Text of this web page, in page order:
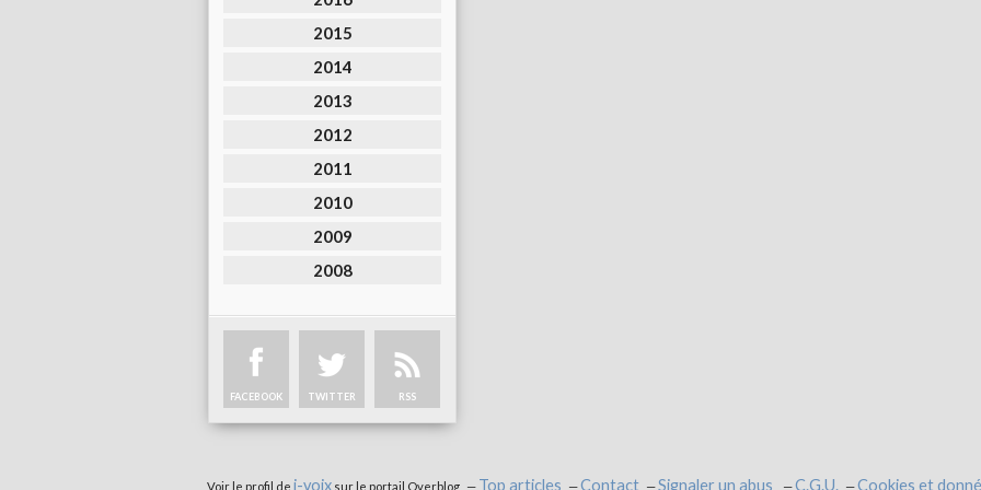
2015
2014
2013
2012
2011
2010
2009
2008
FACEBOOK TWITTER RSS
Voir le profil de i-voixsur le portail Overblog Top articles Contact Signaler un abus C.G.U. Cookies et